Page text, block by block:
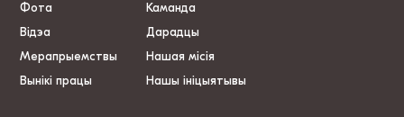
Фота
Відэа
Мерапрыемствы
Вынікі працы
Каманда
Дарадцы
Нашая місія
Нашы ініцыятывы